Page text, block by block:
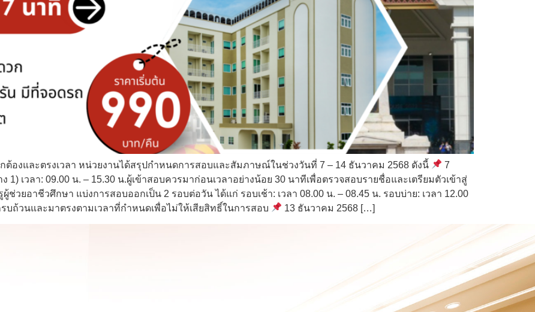
ต้องและตรงเวลา หน่วยงานได้สรุปกำหนดการสอบและสัมภาษณ์ในช่วงวันที่ 7 – 14 ธันวาคม 2568 ดังนี้
7
เวลา: 09.00 น. – 15.30 น.ผู้เข้าสอบควรมาก่อนเวลาอย่างน้อย 30 นาทีเพื่อตรวจสอบรายชื่อและเตรียมตัวเข้าสู่
วยอาชีวศึกษา แบ่งการสอบออกเป็น 2 รอบต่อวัน ได้แก่ รอบเช้า: เวลา 08.00 น. – 08.45 น. รอบบ่าย: เวลา 12.00
บถ้วนและมาตรงตามเวลาที่กำหนดเพื่อไม่ให้เสียสิทธิ์ในการสอบ
13 ธันวาคม 2568 […]